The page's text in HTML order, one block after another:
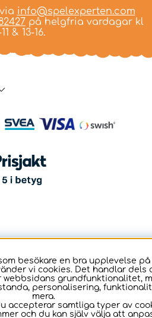
info@spelexperten.com
på helgfria vardagar kl
& 13-16.
besökare en bra upplevelse på
vi cookies. Det handlar dels
webbsidans grundfunktionalitet,
personalisering,
mera.
accepterar samtliga typer av
och du kan själv välja att